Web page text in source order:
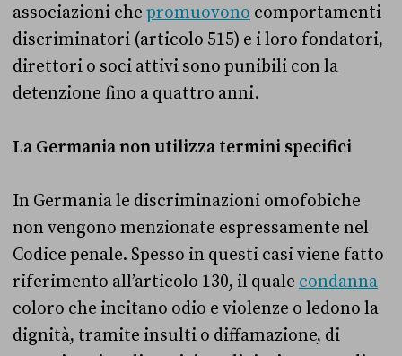
associazioni che promuovono comportamenti
discriminatori (articolo 515) e i loro fondatori,
direttori o soci attivi sono punibili con la
detenzione fino a quattro anni.
La Germania non utilizza termini specifici
In Germania le discriminazioni omofobiche
non vengono menzionate espressamente nel
Codice penale. Spesso in questi casi viene fatto
riferimento all’articolo 130, il quale condanna
coloro che incitano odio e violenze o ledono la
dignità, tramite insulti o diffamazione, di